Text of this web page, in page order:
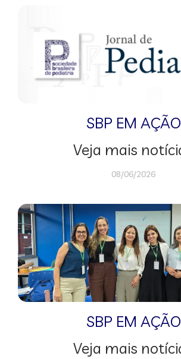
SBP EM AÇÃO
Veja mais
08/06/2026
SBP EM AÇÃO
Veja mais